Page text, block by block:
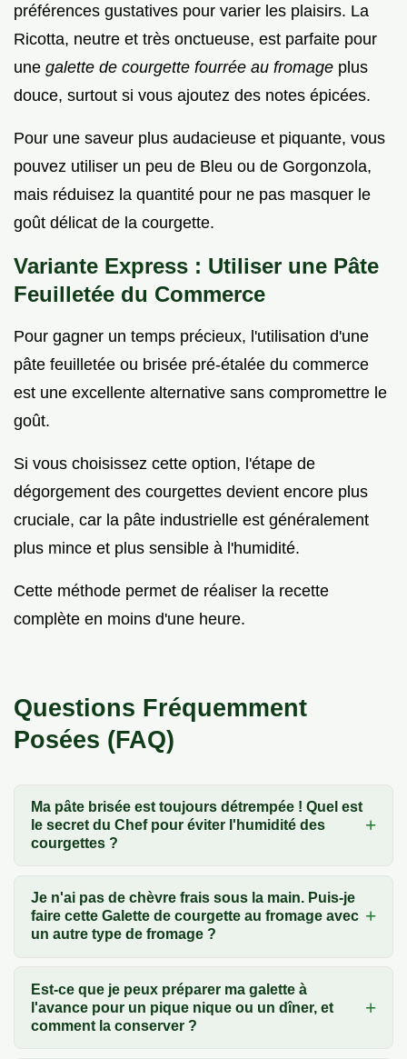
préférences gustatives pour varier les plaisirs. La
Ricotta, neutre et très onctueuse, est parfaite pour
une galette de courgette fourrée au fromage plus
douce, surtout si vous ajoutez des notes épicées.
Pour une saveur plus audacieuse et piquante, vous
pouvez utiliser un peu de Bleu ou de Gorgonzola,
mais réduisez la quantité pour ne pas masquer le
goût délicat de la courgette.
Variante Express : Utiliser une Pâte
Feuilletée du Commerce
Pour gagner un temps précieux, l'utilisation d'une
pâte feuilletée ou brisée pré-étalée du commerce
est une excellente alternative sans compromettre le
goût.
Si vous choisissez cette option, l'étape de
dégorgement des courgettes devient encore plus
cruciale, car la pâte industrielle est généralement
plus mince et plus sensible à l'humidité.
Cette méthode permet de réaliser la recette
complète en moins d'une heure.
Questions Fréquemment
Posées (FAQ)
Ma pâte brisée est toujours détrempée ! Quel est
le secret du Chef pour éviter l'humidité des
courgettes ?
Je n'ai pas de chèvre frais sous la main. Puis-je
faire cette Galette de courgette au fromage avec
un autre type de fromage ?
Est-ce que je peux préparer ma galette à
l'avance pour un pique nique ou un dîner, et
comment la conserver ?